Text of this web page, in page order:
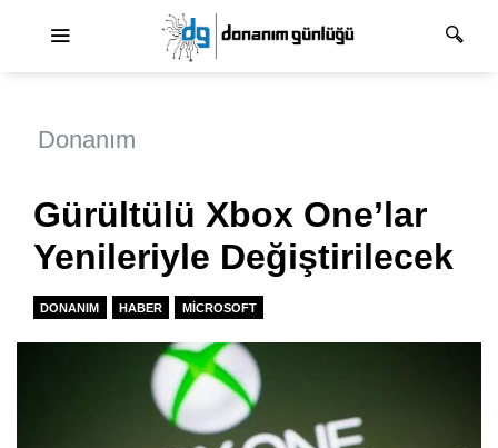
Donanım
Gürültülü Xbox One’lar
Yenileriyle Değiştirilecek
DONANIM HABER MICROSOFT